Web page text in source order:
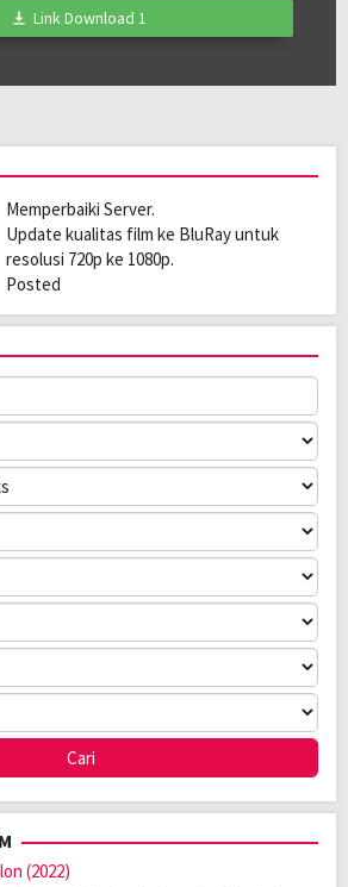
Link Download 1
Memperbaiki Server.
Update kualitas film ke BluRay untuk
resolusi 720p ke 1080p.
Posted
(2022)